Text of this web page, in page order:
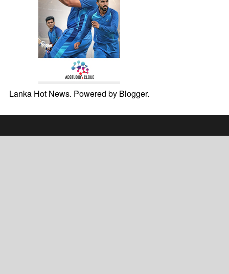
Lanka Hot News. Powered by Blogger.